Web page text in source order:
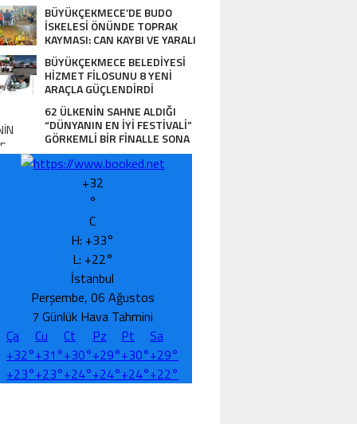
BARAJLARINDA SON DURUM!
BÜYÜKÇEKMECE’DE BUDO
İSKELESİ ÖNÜNDE TOPRAK
KAYMASI: CAN KAYBI VE YARALI
YOK…
BÜYÜKÇEKMECE BELEDİYESİ
HİZMET FİLOSUNU 8 YENİ
ARAÇLA GÜÇLENDİRDİ
62 ÜLKENİN SAHNE ALDIĞI
“DÜNYANIN EN İYİ FESTİVALİ”
GÖRKEMLİ BİR FİNALLE SONA
ERDİ
+32
°
C
H: +33°
L: +22°
İstanbul
Perşembe, 06 Ağustos
7 Günlük Hava Tahmini
Ça
Cu Ct Pz Pt
Sa
+32°+31°+30°+29°+30°+29°
+23°+23°+24°+24°+24°+22°